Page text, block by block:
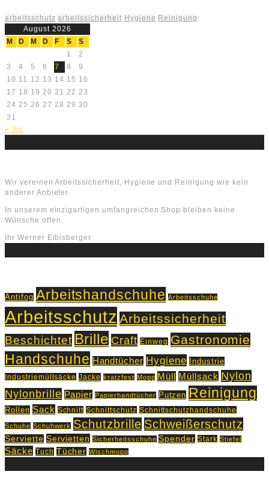
arbeitsschutz arbeitssicherheit Hygiene Reinigung
August 2026
M
D M D F S
S
1
2
3
4 5 6 7 8
9
10 11 12 13 14 15 16
17 18 19 20 21 22 23
24 25 26 27 28 29 30
31
« Jul
Wir vereinen Arbeitssicherheit, Hygiene und Reinigung wie kein
anderer Anbieter.
In unserem einzigartigen umfangreichen Shop bleiben keine
Wünsche offen.
Ihr Werner Eibisberger
Antifog Arbeitshandschuhe Arbeitsschuhe
Arbeitsschutz Arbeitssicherheit
Beschichtet Brille Craft Einweg Gastronomie
Handschuhe Handtücher Hygiene Industrie
Industriemüllsäcke Jacke kratzfest Mopp Müll Müllsack Nylon
Nylonbrille Papier Papierhandtücher Putzen Reinigung
Rollen Sack Schnitt Schnittschutz Schnittschutzhandschuhe
Schuhe Schuhwerk Schutzbrille Schweißerschutz
Serviette Servietten Sicherheitsschuhe Spender Stark Stiefel
Säcke Tuch Tücher Wischmopp